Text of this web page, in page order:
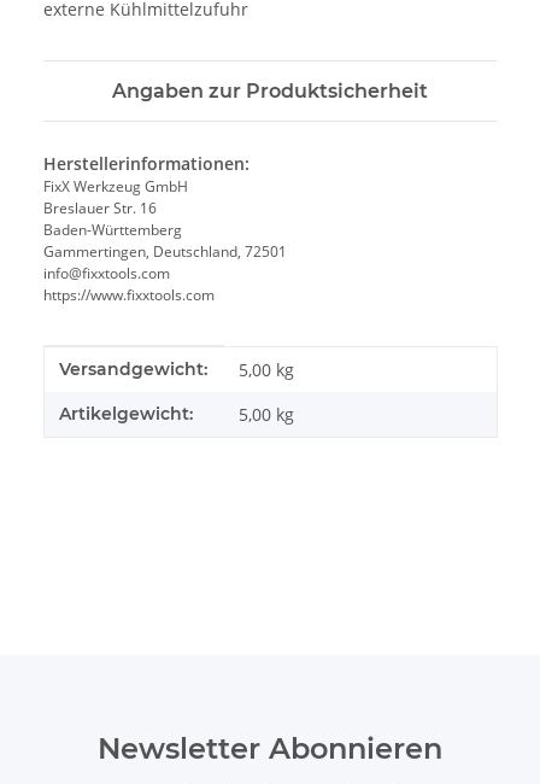
externe Kühlmittelzufuhr
Angaben zur Produktsicherheit
Herstellerinformationen:
FixX Werkzeug GmbH
Breslauer Str. 16
Baden-Württemberg
Gammertingen, Deutschland, 72501
info@fixxtools.com
https://www.fixxtools.com
Produkteigenschaft
Wert
Versandgewicht: 5,00 kg
Artikelgewicht: 5,00 kg
Newsletter Abonnieren